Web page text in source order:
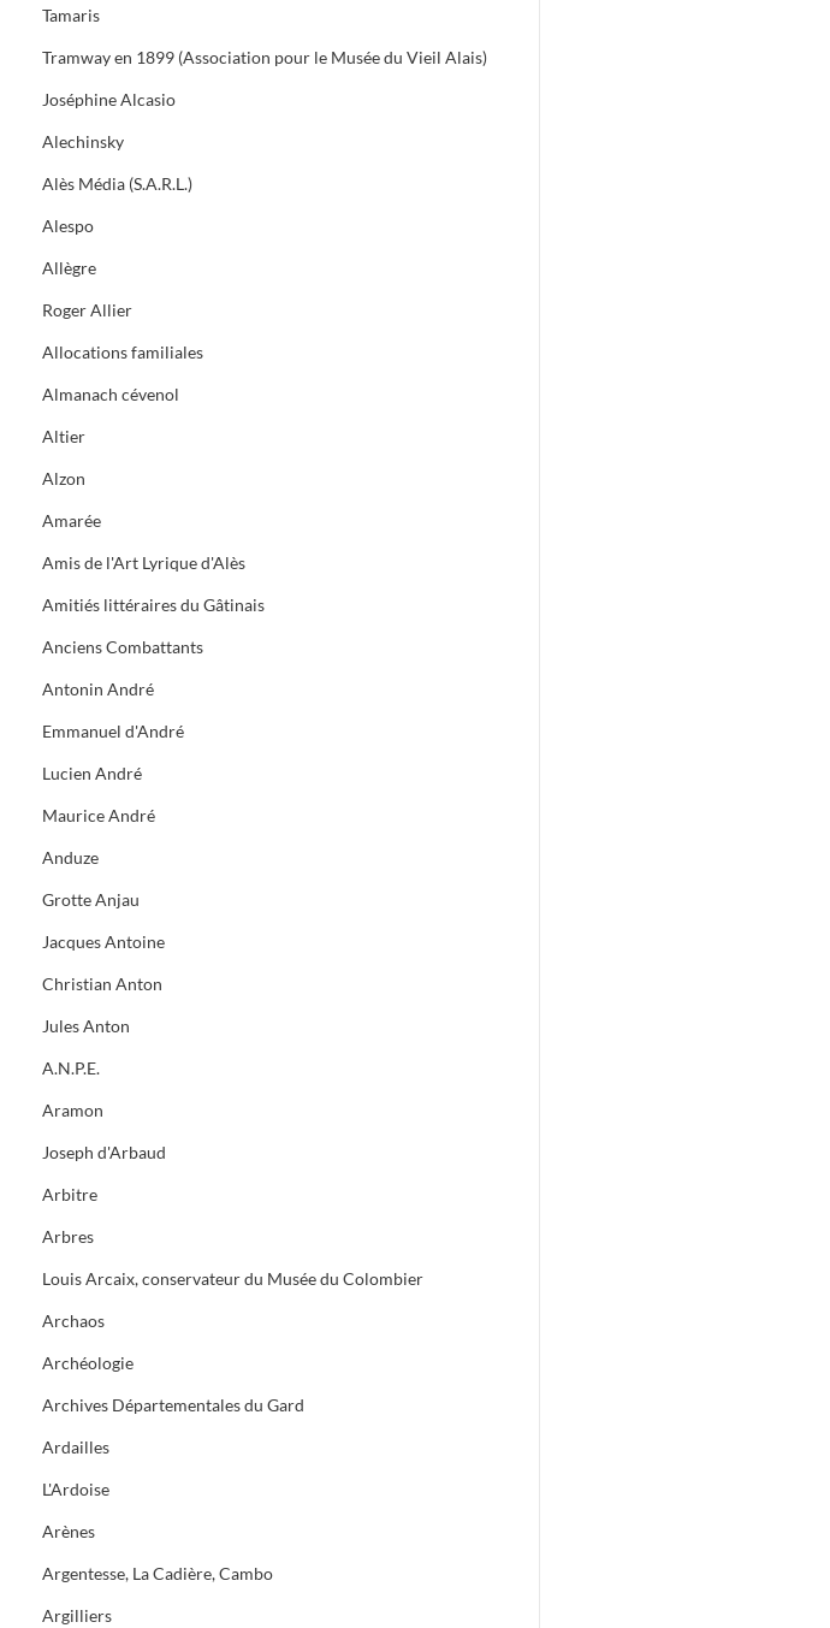
Tamaris
Tramway en 1899 (Association pour le Musée du Vieil Alais)
Joséphine Alcasio
Alechinsky
Alès Média (S.A.R.L.)
Alespo
Allègre
Roger Allier
Allocations familiales
Almanach cévenol
Altier
Alzon
Amarée
Amis de l'Art Lyrique d'Alès
Amitiés littéraires du Gâtinais
Anciens Combattants
Antonin André
Emmanuel d'André
Lucien André
Maurice André
Anduze
Grotte Anjau
Jacques Antoine
Christian Anton
Jules Anton
A.N.P.E.
Aramon
Joseph d'Arbaud
Arbitre
Arbres
Louis Arcaix, conservateur du Musée du Colombier
Archaos
Archéologie
Archives Départementales du Gard
Ardailles
L'Ardoise
Arènes
Argentesse, La Cadière, Cambo
Argilliers